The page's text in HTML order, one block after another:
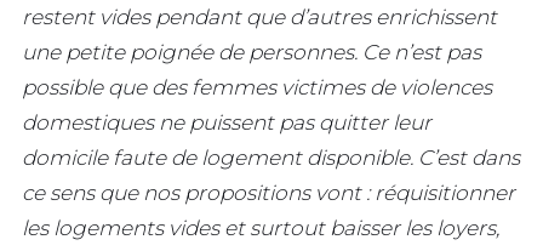
restent vides pendant que d’autres enrichissent
une petite poignée de personnes. Ce n’est pas
possible que des femmes victimes de violences
domestiques ne puissent pas quitter leur
domicile faute de logement disponible. C’est dans
ce sens que nos propositions vont : réquisitionner
les logements vides et surtout baisser les loyers,